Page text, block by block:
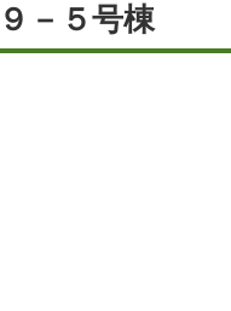
－５号棟